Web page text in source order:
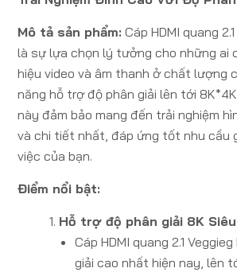
Mô tả sản phẩm: Cáp HDMI quang
là sự lựa chọn lý tưởng cho những ai
hiệu video và âm thanh ở chất lượng
năng hỗ trợ độ phân giải lên tới
này đảm bảo mang đến trải nghiệm
và chi tiết nhất, đáp ứng tốt nhu cầu
việc của bạn.
Điểm nổi bật:
Hỗ trợ độ phân giải 8K
Cáp HDMI quang 2.1
giải cao nhất hiện nay, lên